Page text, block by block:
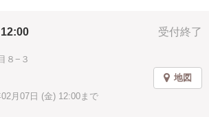
ちゃんのハート部分にメッセーを書くことがで
ったりです。
くさんのアイシングを体験できます！プロが近
お答えできます。
！皆さんにとっても喜ばれています。小さなお
ア歓迎
以内
受付終了
８−３
月07日 (金) 12:00まで
地図